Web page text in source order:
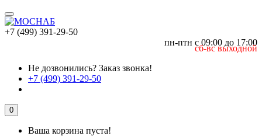
+7 (499) 391-29-50
пн-птн с 09:00 до 17:00
сб-вс выходной
Не дозвонились? Заказ звонка!
+7 (499) 391-29-50
0
Ваша корзина пуста!